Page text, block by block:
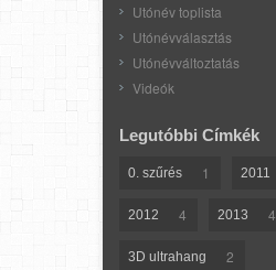
Utónév toplista
Utónévválasztás
Utónévváltoztatás
Videók
Legutóbbi Címkék
0. szűrés 1 2011
2012 4 2013 4
3D ultrahang 2